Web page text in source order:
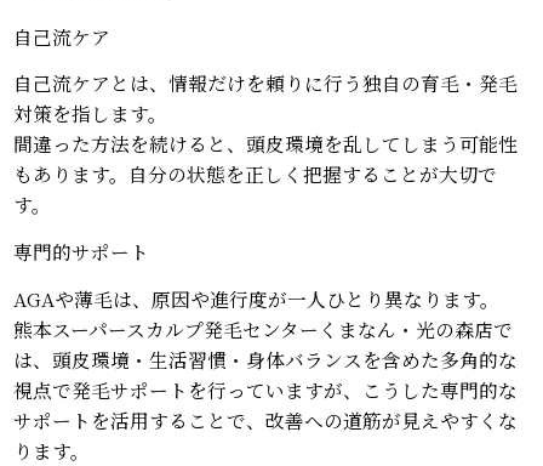
自己流ケア
自己流ケアとは、情報だけを頼りに行う独自の育毛・発毛
対策を指します。
間違った方法を続けると、頭皮環境を乱してしまう可能性
もあります。自分の状態を正しく把握することが大切で
す。
専門的サポート
AGAや薄毛は、原因や進行度が一人ひとり異なります。
熊本スーパースカルプ発毛センターくまなん・光の森店で
は、頭皮環境・生活習慣・身体バランスを含めた多角的な
視点で発毛サポートを行っていますが、こうした専門的な
サポートを活用することで、改善への道筋が見えやすくな
ります。